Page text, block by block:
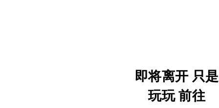
即将离开 只是
玩玩 前往